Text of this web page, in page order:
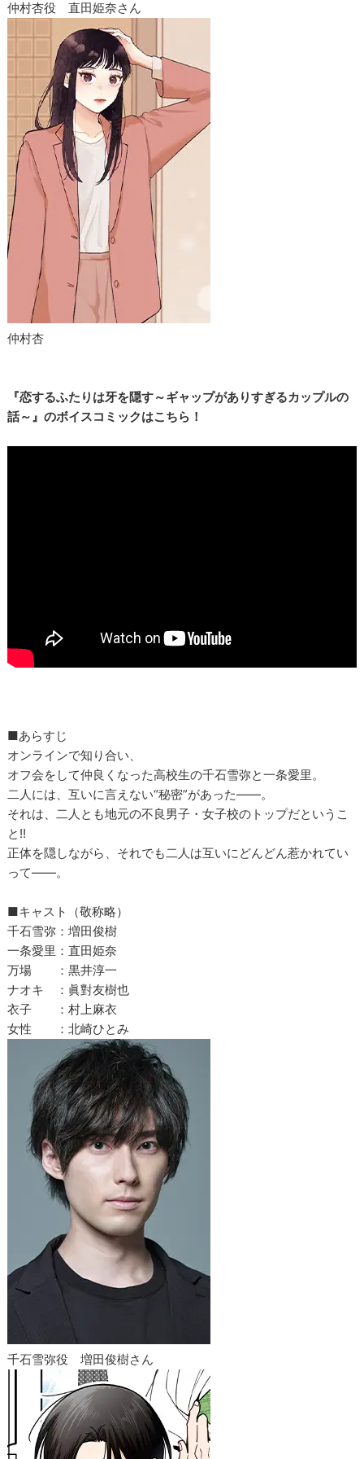
仲村杏役 直田姫奈さん
仲村杏
『恋するふたりは牙を隠す～ギャップがありすぎるカップルの
話～』のボイスコミックはこちら！
■あらすじ
オンラインで知り合い、
オフ会をして仲良くなった高校生の千石雪弥と一条愛里。
二人には、互いに言えない“秘密”があった――。
それは、二人とも地元の不良男子・女子校のトップだというこ
と!!
正体を隠しながら、それでも二人は互いにどんどん惹かれてい
って――。
■キャスト（敬称略）
千石雪弥：増田俊樹
一条愛里：直田姫奈
万場 ：黒井淳一
ナオキ ：眞對友樹也
衣子 ：村上麻衣
女性 ：北崎ひとみ
千石雪弥役 増田俊樹さん